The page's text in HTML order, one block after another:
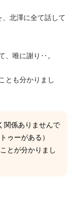
北澤に全て話して
、唯に謝り‥。
とも分かりまし
関係ありませんで
ゥーがある）
とが分かりまし